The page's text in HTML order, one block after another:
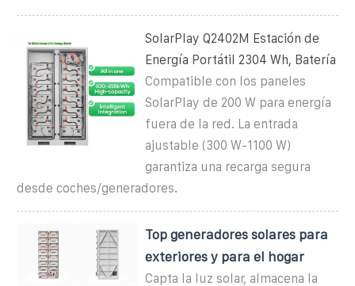
SolarPlay Q2402M Estación de
Energía Portátil 2304 Wh, Batería
Compatible con los paneles
SolarPlay de 200 W para energía
fuera de la red. La entrada
ajustable (300 W-1100 W)
garantiza una recarga segura
desde coches/generadores.
Top generadores solares para
exteriores y para el hogar
Capta la luz solar, almacena la